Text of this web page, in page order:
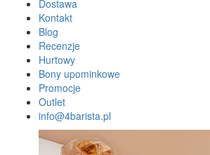
Dostawa
Kontakt
Blog
Recenzje
Hurtowy
Bony upominkowe
Promocje
Outlet
info@4barista.pl